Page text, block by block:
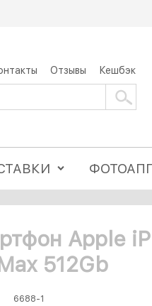
Отзывы Кешбэк
Apple
512Gb
6688-1